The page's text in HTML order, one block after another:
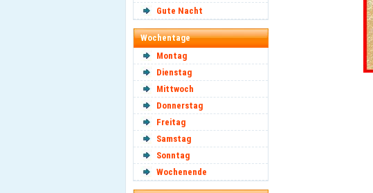
Gute Nacht
Wochentage
Montag
Dienstag
Mittwoch
Donnerstag
Freitag
Samstag
Sonntag
Wochenende